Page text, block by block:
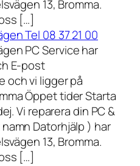
13, Bromma.
[…]
Tel 08 37 21 00
PC Service har
E-post
och vi ligger på
Öppet tider Starta
Vi reparera din PC &
Datorhjälp ) har
13, Bromma.
[…]